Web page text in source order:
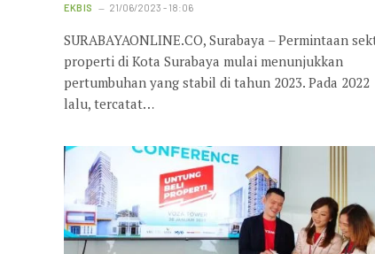
EKBIS 21/06/2023 - 18:06
SURABAYAONLINE.CO, Surabaya – Permintaan
properti di Kota Surabaya mulai menunjukkan
pertumbuhan yang stabil di tahun 2023. Pada 2022
lalu, tercatat…